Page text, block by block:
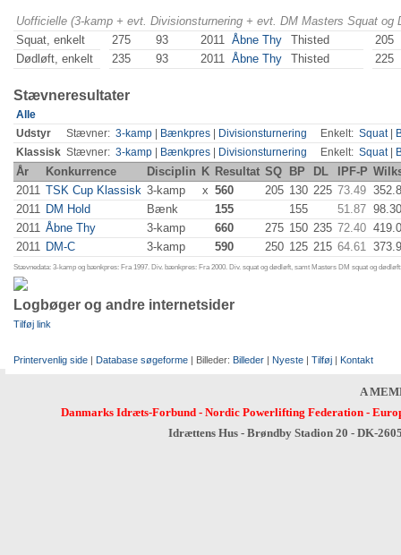
Uofficielle (3-kamp + evt. Divisionsturnering + evt. DM Masters Squat
Squat, enkelt
275 93 2011 Åbne Thy Thisted
205
Dødløft, enkelt
235 93 2011 Åbne Thy Thisted 225
Stævneresultater
Alle
Udstyr
Stævner: 3-kamp Bænkpres Divisionsturnering Enkelt: Squat|
Klassisk Stævner: 3-kamp Bænkpres Divisionsturnering Enkelt: Squat|
År Konkurrence Disciplin K Resultat SQ BP DL IPF-P
2011 TSK Cup Klassisk 3-kamp x 560 205 130 225 73.49
2011 DM Hold Bænk 155 155 51.87 98.30
2011 Åbne Thy 3-kamp 660 275 150 235 72.40
2011 DM-C 3-kamp 590 250 125 215 64.61
Stævnedata: 3-kamp og bænkpres: Fra 1997. Div. bænkpres: Fra 2000. Div. squat og dødløft, samt Masters DM squat og
Logbøger og andre internetsider
Tilføj link
Printervenlig side | Database søgeforme | Billeder: Billeder | Nyeste | Tilføj | Kontakt
A
Danmarks Idræts-Forbund- Nordic Powerlifting Federation-
Idrættens Hus - Brøndby Stadion 20 - DK-